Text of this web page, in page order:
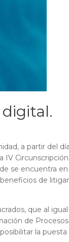
a partir del
IV Circunscripción
se encuentra en
de litigar
que al igual
de Procesos
la puesta